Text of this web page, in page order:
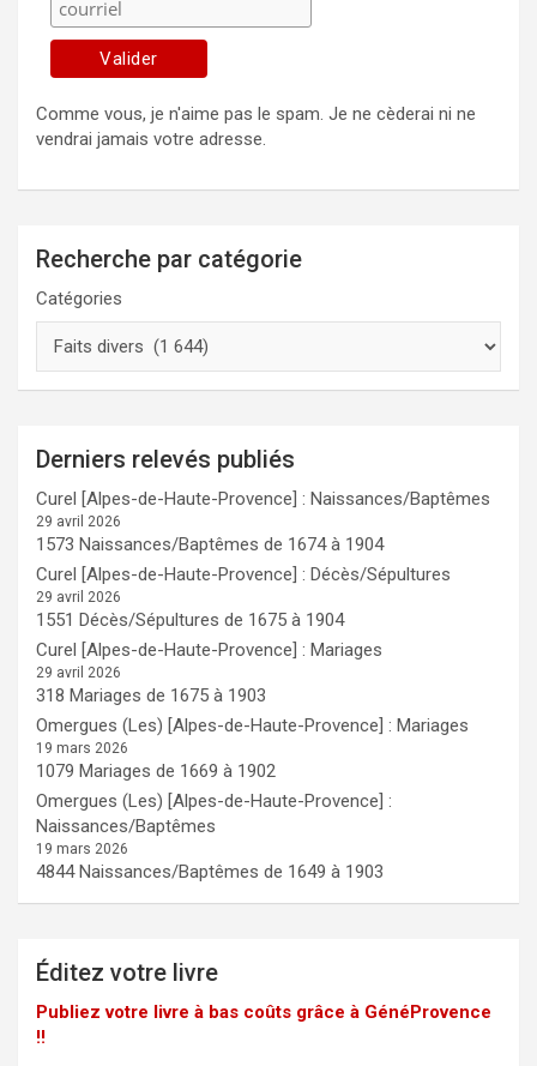
Comme vous, je n'aime pas le spam. Je ne cèderai ni ne
vendrai jamais votre adresse.
Recherche par catégorie
Catégories
Derniers relevés publiés
Curel [Alpes-de-Haute-Provence] : Naissances/Baptêmes
29 avril 2026
1573 Naissances/Baptêmes de 1674 à 1904
Curel [Alpes-de-Haute-Provence] : Décès/Sépultures
29 avril 2026
1551 Décès/Sépultures de 1675 à 1904
Curel [Alpes-de-Haute-Provence] : Mariages
29 avril 2026
318 Mariages de 1675 à 1903
Omergues (Les) [Alpes-de-Haute-Provence] : Mariages
19 mars 2026
1079 Mariages de 1669 à 1902
Omergues (Les) [Alpes-de-Haute-Provence] :
Naissances/Baptêmes
19 mars 2026
4844 Naissances/Baptêmes de 1649 à 1903
Éditez votre livre
Publiez votre livre à bas coûts grâce à GénéProvence
!!